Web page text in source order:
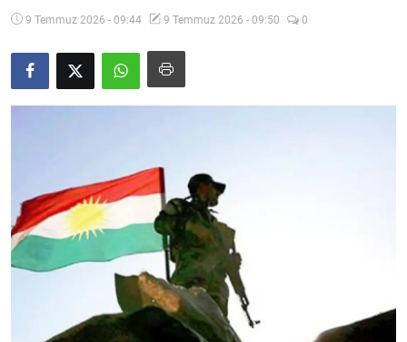
Makaleler
Yazarlar
9 Temmuz 2026 - 09:44 9 Temmuz 2026 - 09:50 0